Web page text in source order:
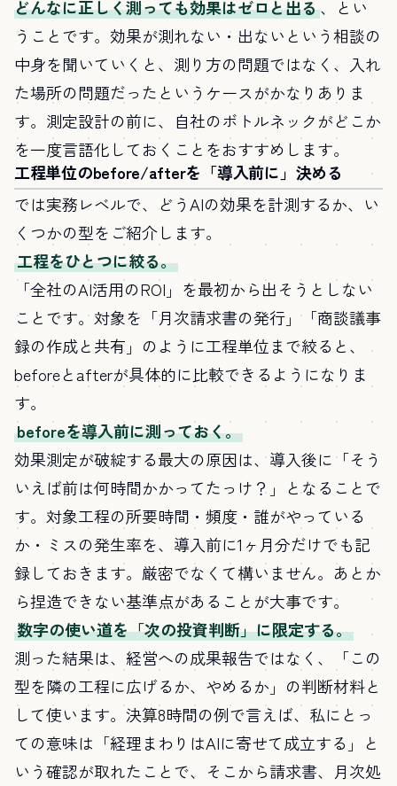
どんなに正しく測っても効果はゼロと出る、とい
うことです。効果が測れない・出ないという相談の
中身を聞いていくと、測り方の問題ではなく、入れ
た場所の問題だったというケースがかなりありま
す。測定設計の前に、自社のボトルネックがどこか
を一度言語化しておくことをおすすめします。
工程単位のbefore/afterを「導入前に」決める
では実務レベルで、どうAIの効果を計測するか、い
くつかの型をご紹介します。
工程をひとつに絞る。
「全社のAI活用のROI」を最初から出そうとしない
ことです。対象を「月次請求書の発行」「商談議事
録の作成と共有」のように工程単位まで絞ると、
beforeとafterが具体的に比較できるようになりま
す。
beforeを導入前に測っておく。
効果測定が破綻する最大の原因は、導入後に「そう
いえば前は何時間かかってたっけ？」となることで
す。対象工程の所要時間・頻度・誰がやっている
か・ミスの発生率を、導入前に1ヶ月分だけでも記
録しておきます。厳密でなくて構いません。あとか
ら捏造できない基準点があることが大事です。
数字の使い道を「次の投資判断」に限定する。
測った結果は、経営への成果報告ではなく、「この
型を隣の工程に広げるか、やめるか」の判断材料と
して使います。決算8時間の例で言えば、私にとっ
ての意味は「経理まわりはAIに寄せて成立する」と
いう確認が取れたことで、そこから請求書、月次処